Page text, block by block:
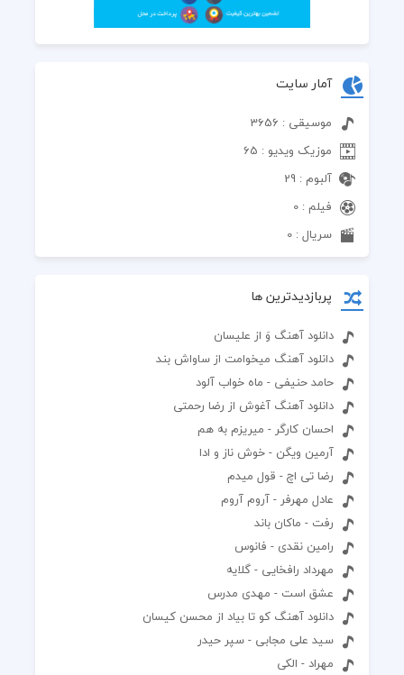
آمار سایت
موسیقی : 3656
موزیک ویدیو : 65
آلبوم : 29
فیلم : 0
سریال : 0
پربازدیدترین ها
دانلود آهنگ وَ از علیسان
دانلود آهنگ میخوامت از ساواش بند
حامد حنیفی - ماه خواب آلود
دانلود آهنگ آغوش از رضا رحمتی
احسان کارگر - میریزم به هم
آرمین ویگن - خوش ناز و ادا
رضا تی اچ - قول میدم
عادل مهرفر - آروم آروم
رفت - ماکان باند
رامین نقدی - فانوس
مهرداد رافخایی - گلایه
عشق است - مهدی مدرس
دانلود آهنگ کو تا بیاد از محسن کیسان
سید علی مجابی - سپر حیدر
مهراد - الکی